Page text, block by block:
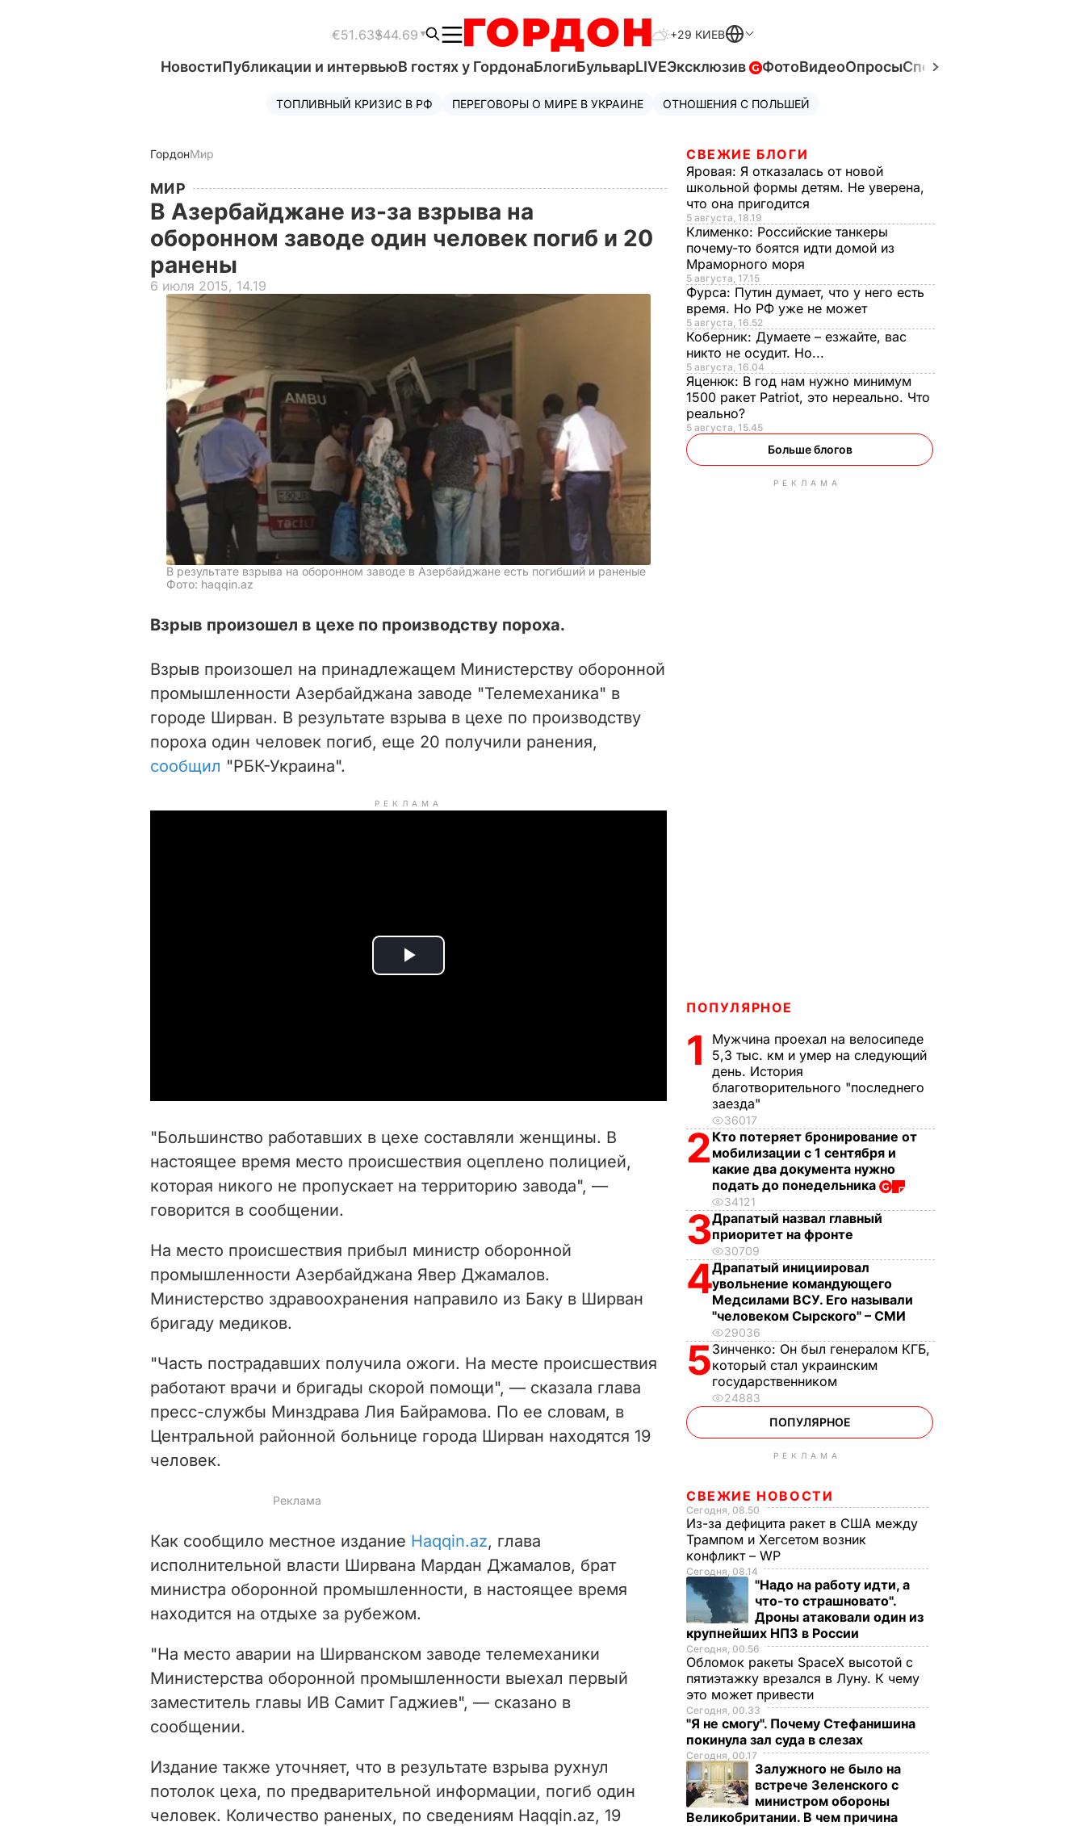
€51.63$44.69 +29 КИЕВ
НовостиПубликации и интервьюВ гостях у ГордонаБлогиБульварLIVEЭксклюзив ФотоВидеоОпросыСпецпроекты
ТОПЛИВНЫЙ КРИЗИС В РФ ПЕРЕГОВОРЫ О МИРЕ В УКРАИНЕ ОТНОШЕНИЯ С ПОЛЬШЕЙ
ГордонМир
МИР
В Азербайджане из-за взрыва на
оборонном заводе один человек погиб и 20
ранены
6 июля 2015, 14.19
В результате взрыва на оборонном заводе в Азербайджане есть погибший и раненые
Фото: haqqin.az
Взрыв произошел в цехе по производству пороха.
Взрыв произошел на принадлежащем Министерству оборонной
промышленности Азербайджана заводе "Телемеханика" в
городе Ширван. В результате взрыва в цехе по производству
пороха один человек погиб, еще 20 получили ранения,
сообщил "РБК-Украина".
РЕКЛАМА
P
i
d
o
"Большинство работавших в цехе составляли женщины. В
настоящее время место происшествия оцеплено полицией,
которая никого не пропускает на территорию завода", —
говорится в сообщении.
На место происшествия прибыл министр оборонной
промышленности Азербайджана Явер Джамалов.
Министерство здравоохранения направило из Баку в Ширван
бригаду медиков.
"Часть пострадавших получила ожоги. На месте происшествия
работают врачи и бригады скорой помощи", — сказала глава
пресс-службы Минздрава Лия Байрамова. По ее словам, в
Центральной районной больнице города Ширван находятся 19
человек.
Как сообщило местное издание Haqqin.az, глава
исполнительной власти Ширвана Мардан Джамалов, брат
министра оборонной промышленности, в настоящее время
находится на отдыхе за рубежом.
"На место аварии на Ширванском заводе телемеханики
Министерства оборонной промышленности выехал первый
заместитель главы ИВ Самит Гаджиев", — сказано в
сообщении.
Издание также уточняет, что в результате взрыва рухнул
потолок цеха, по предварительной информации, погиб один
человек. Количество раненых, по сведениям Haqqin.az, 19
СВЕЖИЕ БЛОГИ
Яровая: Я отказалась от новой
школьной формы детям. Не уверена,
что она пригодится
5 августа, 18.19
Клименко: Российские танкеры
почему-то боятся идти домой из
Мраморного моря
5 августа, 17.15
Фурса: Путин думает, что у него есть
время. Но РФ уже не может
5 августа, 16.52
Коберник: Думаете – езжайте, вас
никто не осудит. Но...
5 августа, 16.04
Яценюк: В год нам нужно минимум
1500 ракет Patriot, это нереально. Что
реально?
5 августа, 15.45
Больше блогов
РЕКЛАМА
ПОПУЛЯРНОЕ
1
Мужчина проехал на велосипеде
5,3 тыс. км и умер на следующий
день. История
благотворительного "последнего
заезда"
36017
2 Кто потеряет бронирование от
мобилизации с 1 сентября и
какие два документа нужно
подать до понедельника
34121
3Драпатый назвал главный
приоритет на фронте
30709
4Драпатый инициировал
увольнение командующего
Медсилами ВСУ. Его называли
"человеком Сырского" – СМИ
29036
5Зинченко: Он был генералом КГБ,
который стал украинским
государственником
24883
ПОПУЛЯРНОЕ
РЕКЛАМА
СВЕЖИЕ НОВОСТИ
Сегодня, 08.50
Из-за дефицита ракет в США между
Трампом и Хегсетом возник
конфликт – WP
Сегодня, 08.14
"Надо на работу идти, а
что-то страшновато".
Дроны атаковали один из
крупнейших НПЗ в России
Сегодня, 00.56
Обломок ракеты SpaceX высотой с
пятиэтажку врезался в Луну. К чему
это может привести
Сегодня, 00.33
"Я не смогу". Почему Стефанишина
покинула зал суда в слезах
Сегодня, 00.17
Залужного не было на
встрече Зеленского с
министром обороны
Великобритании. В чем причина